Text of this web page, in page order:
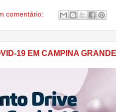
comentário:
19 EM CAMPINA GRANDE